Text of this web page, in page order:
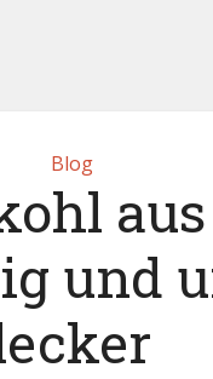
Blog
und